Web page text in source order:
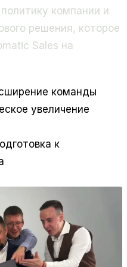
компании и
решения, которое
Sales на
команды
увеличение
к